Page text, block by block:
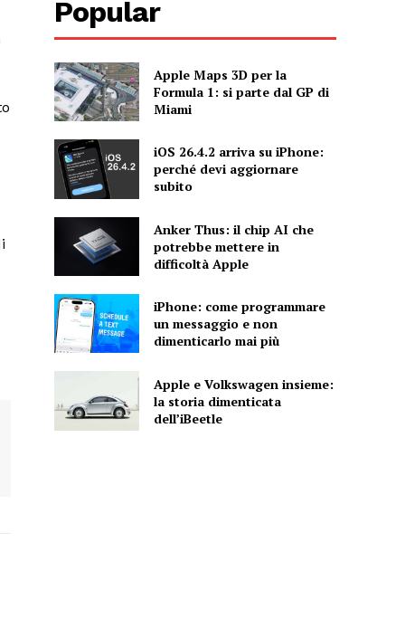
Popular
Apple Maps 3D per la
Formula 1: si parte dal GP di
Miami
iOS 26.4.2 arriva su iPhone:
perché devi aggiornare
subito
Anker Thus: il chip AI che
potrebbe mettere in
difficoltà Apple
iPhone: come programmare
un messaggio e non
dimenticarlo mai più
Apple e Volkswagen insieme:
la storia dimenticata
dell’iBeetle